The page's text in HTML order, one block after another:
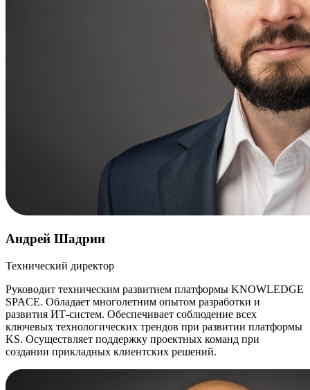
Андрей Шадрин
Технический директор
Руководит техническим развитием платформы KNOWLEDGE
SPACE. Обладает многолетним опытом разработки и
развития ИТ-систем. Обеспечивает соблюдение всех
ключевых технологических трендов при развитии платформы
KS. Осуществляет поддержку проектных команд при
создании прикладных клиентских решений.